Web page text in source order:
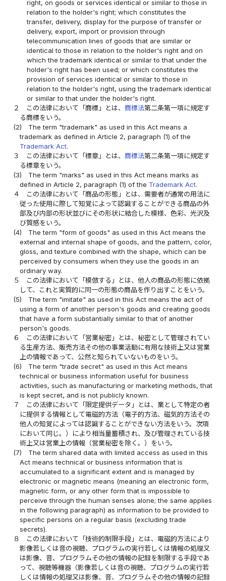
right, on goods or services identical or similar to those in
relation to the holder's right; which constitutes the
transfer, delivery, display for the purpose of transfer or
delivery, export, import or provision through
telecommunication lines of goods that are similar or
identical to those in relation to the holder's right and on
which the trademark identical or similar to that under the
holder's right has been used; or which constitutes the
provision of services identical or similar to those in
relation to the holder's right, using the trademark identical
or similar to that under the holder's right.
２
この法律において「商標」とは、 商標法第二条第一項に規定す
る商標をいう。
(2)
The term "trademark" as used in this Act means a
trademark as defined in Article 2, paragraph (1) of the
Trademark Act.
３
この法律において「標章」とは、 商標法第二条第一項に規定す
る標章をいう。
(3)
The term "marks" as used in this Act means marks as
defined in Article 2, paragraph (1) of the Trademark Act.
４
この法律において「商品の形態」とは、需要者が通常の用法に
従った使用に際して知覚によって認識することができる商品の外
部及び内部の形状並びにその形状に結合した模様、色彩、光沢及
び質感をいう。
(4)
The term "form of goods" as used in this Act means the
external and internal shape of goods, and the pattern, color,
gloss, and texture combined with the shape, which can be
perceived by consumers when they use the goods in an
ordinary way.
５
この法律において「模倣する」とは、他人の商品の形態に依拠
して、これと実質的に同一の形態の商品を作り出すことをいう。
(5)
The term "imitate" as used in this Act means the act of
using a form of another person's goods and creating goods
that have a form substantially similar to that of another
person's goods.
６
この法律において「営業秘密」とは、秘密として管理されてい
る生産方法、販売方法その他の事業活動に有用な技術上又は営業
上の情報であって、公然と知られていないものをいう。
(6)
The term "trade secret" as used in this Act means
technical or business information useful for business
activities, such as manufacturing or marketing methods, that
is kept secret, and is not publicly known.
７
この法律において「限定提供データ」とは、業として特定の者
に提供する情報として電磁的方法（電子的方法、磁気的方法その
他人の知覚によっては認識することができない方法をいう。次項
において同じ。）により相当量蓄積され、及び管理されている技
術上又は営業上の情報（営業秘密を除く。）をいう。
(7)
The term shared data with limited access as used in this
Act means technical or business information that is
accumulated to a significant extent and is managed by
electronic or magnetic means (meaning an electronic form,
magnetic form, or any other form that is impossible to
perceive through the human senses alone; the same applies
in the following paragraph) as information to be provided to
specific persons on a regular basis (excluding trade
secrets).
８
この法律において「技術的制限手段」とは、電磁的方法により
影像若しくは音の視聴、プログラムの実行若しくは情報の処理又
は影像、音、プログラムその他の情報の記録を制限する手段であ
って、視聴等機器（影像若しくは音の視聴、プログラムの実行若
しくは情報の処理又は影像、音、プログラムその他の情報の記録